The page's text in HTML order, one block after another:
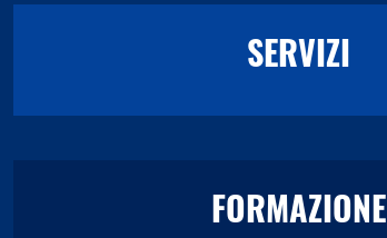
SERVIZI
FORMAZIONE